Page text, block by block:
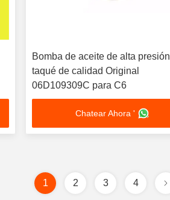
Bomba de aceite de alta presión
taqué de calidad Original
06D109309C para C6
Chatear Ahora '
1 2 3 4